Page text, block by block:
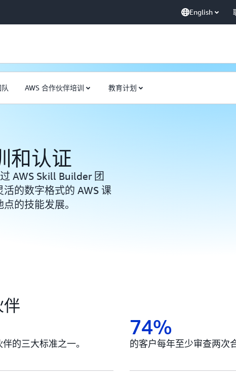
English
AWS 合作伙伴培训 教育计划
和认证
AWS Skill Builder 团
的数字格式的 AWS 课
的技能发展。
的三大标准之一。
74%
的客户每年至少审查两次